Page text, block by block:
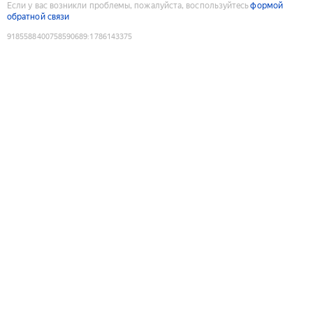
Если у вас возникли проблемы, пожалуйста, воспользуйтесьформой
обратной связи
9185588400758590689:1786143375